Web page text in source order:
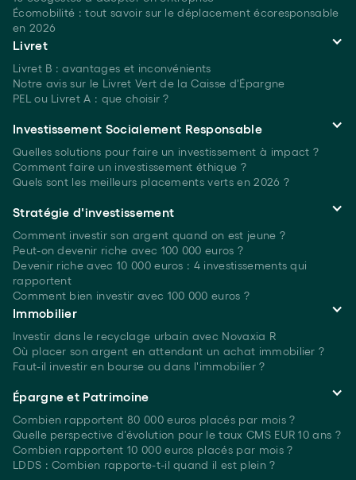
Écomobilité : tout savoir sur le déplacement écoresponsable
en 2026
Livret
Livret B : avantages et inconvénients
Notre avis sur le Livret Vert de la Caisse d'Épargne
PEL ou Livret A : que choisir ?
Investissement Socialement Responsable
Quelles solutions pour faire un investissement à impact ?
Comment faire un investissementéthique ?
Quels sont les meilleurs placements vertsen 2026 ?
Stratégie d'investissement
Comment investir son argent quand on est jeune ?
Peut-on devenir riche avec 100 000 euros ?
Devenir riche avec 10 000 euros : 4 investissements qui
rapportent
Comment bien investir avec 100 000 euros ?
Immobilier
Investir dans le recyclage urbain avec Novaxia R
Où placer son argent en attendant un achat immobilier ?
Faut-il investir en bourse ou dans l'immobilier ?
Épargne et Patrimoine
Combien rapportent 80 000 euros placés par mois ?
Quelle perspective d'évolution pour le taux CMS EUR 10 ans ?
Combien rapportent 10 000 euros placés par mois ?
LDDS : Combien rapporte-t-il quand il est plein ?